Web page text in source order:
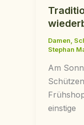
Damen
Stephan
Am
einstige